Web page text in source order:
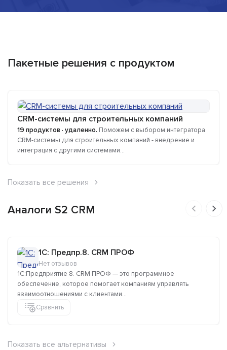
Пакетные решения с продуктом
CRM-системы для строительных компаний
19 продуктов · удаленно. Поможем с выбором интегратора
CRM-системы для строительных компаний - внедрение и
интеграция с другими системами...
Показать все решения
Аналоги S2 CRM
1C: Предпр.8. CRM ПРОФ
Нет отзывов
1С:Предприятие 8. CRM ПРОФ — это программное
обеспечение, которое помогает компаниям управлять
взаимоотношениями с клиентами...
Сравнить
Показать все альтернативы